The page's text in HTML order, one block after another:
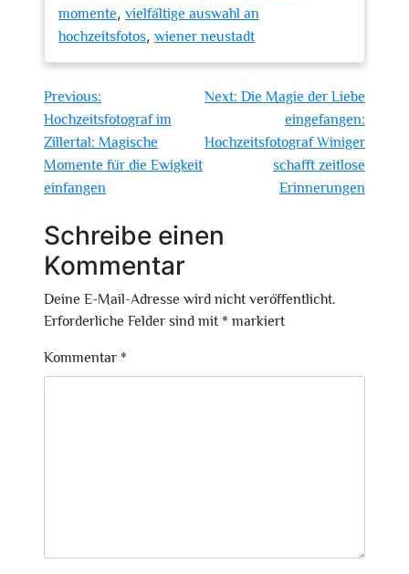
momente, vielfältige auswahl an
hochzeitsfotos, wiener neustadt
Beitragsnavigation
Previous:
Hochzeitsfotograf im
Zillertal: Magische
Momente für die Ewigkeit
einfangen
Next: Die Magie der Liebe
eingefangen:
Hochzeitsfotograf Winiger
schafft zeitlose
Erinnerungen
Schreibe einen
Kommentar
Deine E-Mail-Adresse wird nicht veröffentlicht.
Erforderliche Felder sind mit * markiert
Kommentar *